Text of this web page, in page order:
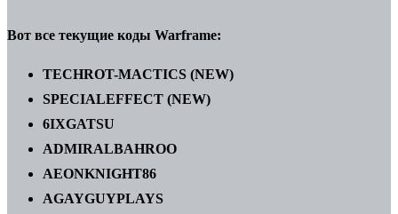
Вот все текущие коды Warframe:
TECHROT-MACTICS (NEW)
SPECIALEFFECT (NEW)
6IXGATSU
ADMIRALBAHROO
AEONKNIGHT86
AGAYGUYPLAYS